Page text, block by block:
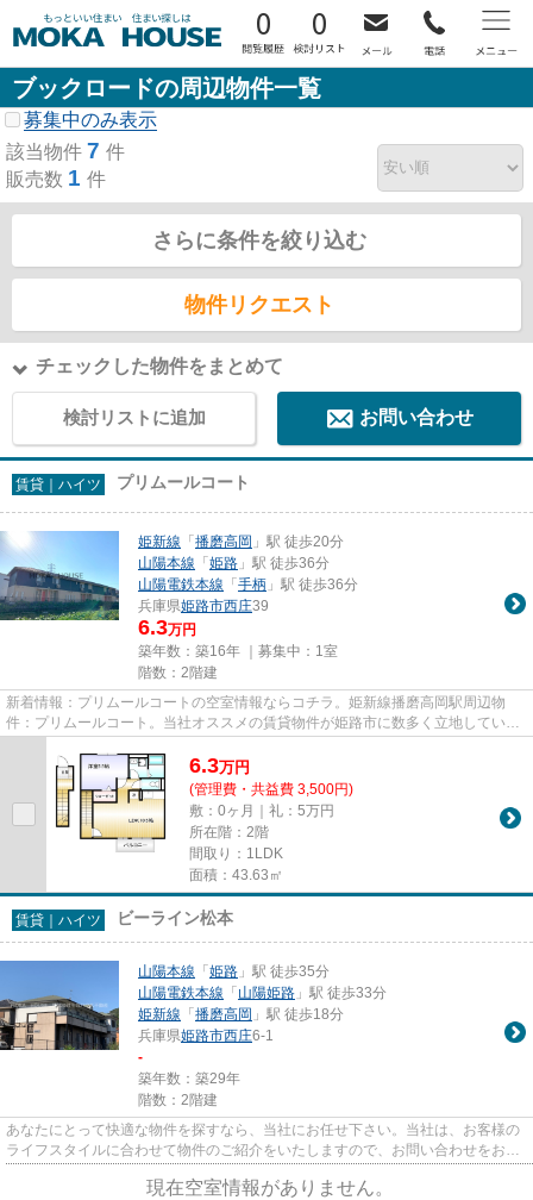
0 0
ブックロードの周辺物件一覧
募集中のみ表示
該当物件 7 件
販売数 1 件
さらに条件を絞り込む
物件リクエスト
チェックした物件をまとめて
検討リストに追加 お問い合わせ
賃貸｜ハイツ プリムールコート
姫新線 「播磨高岡 」駅 徒歩20分
山陽本線 「姫路 」駅 徒歩36分
山陽電鉄本線 「手柄 」駅 徒歩36分
兵庫県姫路市西庄39
6.3万円
築年数：築16年 ｜募集中： 1室
階数：2階建
新着情報：プリムールコートの空室情報ならコチラ。姫新線播磨高岡駅周辺物
件：プリムールコート。当社オススメの賃貸物件が姫路市に数多く立地していま
す。多種多様な物件を取り扱っ...
6.3万円
(管理費・共益費 3,500円)
敷：0ヶ月｜礼：5万円
所在階：2階
間取り：1LDK
面積：43.63㎡
賃貸｜ハイツ ビーライン松本
山陽本線 「姫路 」駅 徒歩35分
山陽電鉄本線 「山陽姫路 」駅 徒歩33分
姫新線 「播磨高岡 」駅 徒歩18分
兵庫県姫路市西庄6-1
-
築年数：築29年
階数：2階建
あなたにとって快適な物件を探すなら、当社にお任せ下さい。当社は、お客様の
ライフスタイルに合わせて物件のご紹介をいたしますので、お問い合わせをお待
ちしております。
現在空室情報がありません。